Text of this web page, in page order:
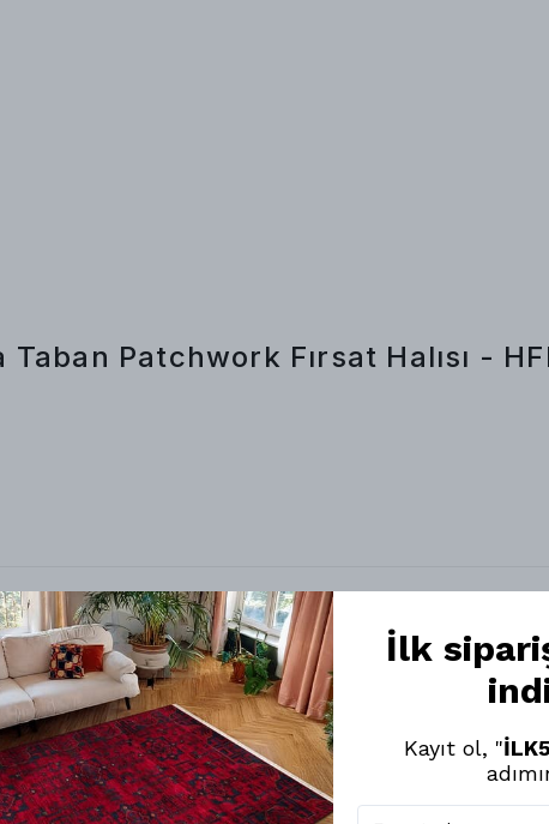
Patchwork Fırsat Halısı -
Dokuma Taban Afgan Halı - NKE3161
da beğendim. Rengi, yumuşak dokusu, inceliği çok güzel.
İlk
Kayıt ol, "